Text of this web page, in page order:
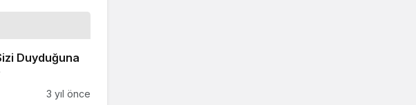
Duyduğuna
3 yıl önce